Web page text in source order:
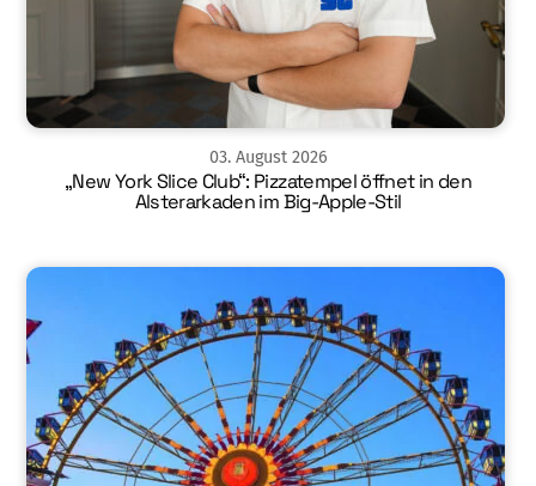
03. August 2026
„New York Slice Club“: Pizzatempel öffnet in den
Alsterarkaden im Big-Apple-Stil